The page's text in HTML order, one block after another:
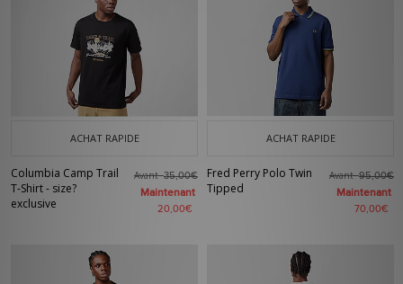
ACHAT RAPIDE
Columbia Camp Trail
T-Shirt - size?
exclusive
Avant35,00€
Maintenant
20,00€
ACHAT RAPIDE
Fred Perry Polo Twin
Tipped
Avant95,00€
Maintenant
70,00€